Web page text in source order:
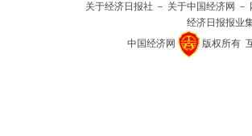
关于经济日报社 － 关于中国经济网 －
经济日报报业
中国经济网
版权所有